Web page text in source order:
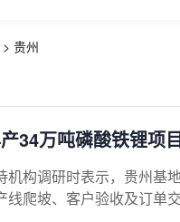
> 贵州
34万吨磷酸铁锂项
机构调研时表示，贵州基
线爬坡、客户验收及订单